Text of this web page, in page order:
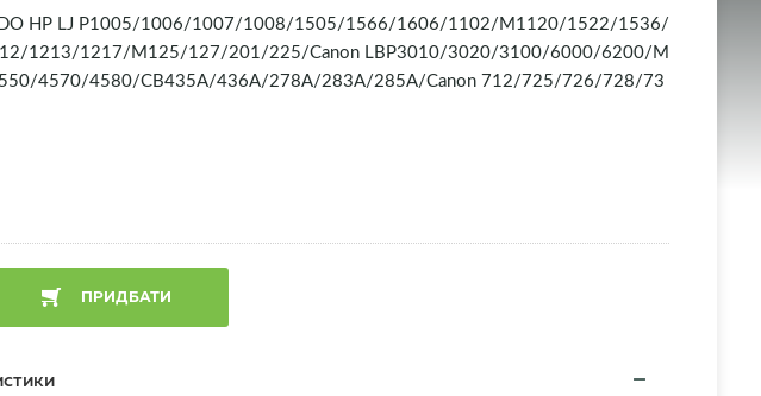
HP LJ P1005/1006/1007/1008/1505/1566/1606/1102/M1120/1522/1536/
1213/1217/M125/127/201/225/Canon LBP3010/3020/3100/6000/6200/M
4570/4580/CB435A/436A/278A/283A/285A/Canon 712/725/726/728/73
ПРИДБАТИ